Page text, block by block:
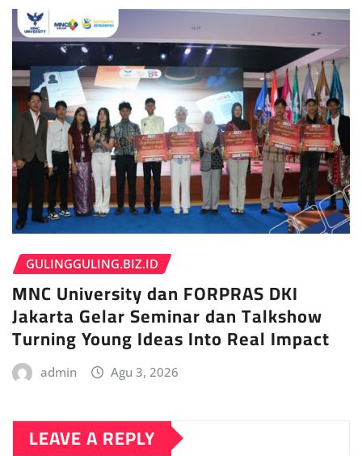
GULINGGULING.BIZ.ID
MNC University dan FORPRAS DKI
Jakarta Gelar Seminar dan Talkshow
Turning Young Ideas Into Real Impact
admin Agu 3, 2026
LEAVE A REPLY